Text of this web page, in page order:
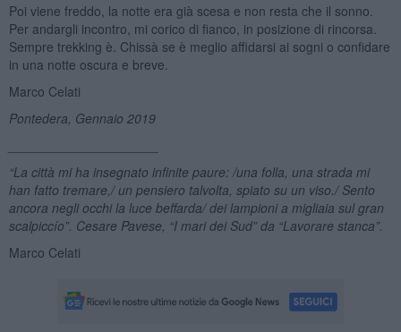
Poi viene freddo, la notte era già scesa e non resta che il sonno.
Per andargli incontro, mi corico di fianco, in posizione di rincorsa.
Sempre trekking è. Chissà se è meglio affidarsi ai sogni o confidare
in una notte oscura e breve.
Marco Celati
Pontedera, Gennaio 2019
“La città mi ha insegnato infinite paure: /una folla, una strada mi
han fatto tremare,/ un pensiero talvolta, spiato su un viso./ Sento
ancora negli occhi la luce beffarda/ dei lampioni a migliaia sul gran
scalpiccío”. Cesare Pavese, “I mari dei Sud” da “Lavorare stanca”.
Marco Celati